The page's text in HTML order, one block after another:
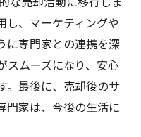
し、マーケティングや
に専門家との連携を深
スムーズになり、安心
。最後に、売却後のサ
門家は、今後の生活に